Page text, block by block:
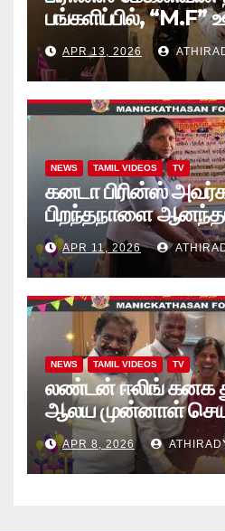
பங்களிப்பில், “M.F”
“கற்றலுக்கான
கொப்பிகள்” வழங்கல்
APR 13, 2026
NEWS TAMIL VIDEOS TV
கனடா பிரின்ஸ்
பிறந்தநாளை
கொண்டாடினார்கள்
(வீடியோ)
APR 11, 2026
NEWS TAMIL VIDEOS TV
லண்டன் ஈலிங் கனக
ஆலய முன்னாள்
புங்குடுதீவு கண்ணன்
நிகழ்வு
APR 8, 2026